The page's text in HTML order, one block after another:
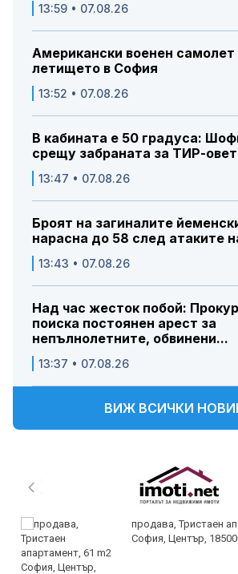
13:59 • 07.08.26
Американски военен самолет
летището в София
13:52 • 07.08.26
В кабината е 50 градуса:
срещу забраната за ТИР-
13:47 • 07.08.26
Броят на загиналите
нарасна до 58 след атаките
13:43 • 07.08.26
Над час жесток побой:
поиска постоянен арест за
непълнолетните, обвинени...
13:37 • 07.08.26
ВИЖ ВСИЧКИ
продава, Тристаен
София, Център,